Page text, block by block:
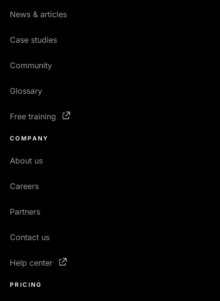
News & articles
Case studies
Community
Glossary
Free training
COMPANY
About us
Careers
Partners
Contact us
Help center
PRICING